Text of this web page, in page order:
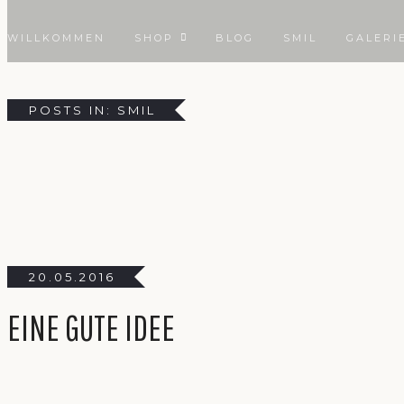
WILLKOMMEN SHOP BLOG SMIL GALERIE
POSTS IN: SMIL
20.05.2016
EINE GUTE IDEE